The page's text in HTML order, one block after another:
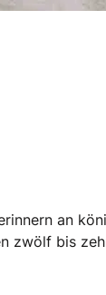
an
zwölf bis